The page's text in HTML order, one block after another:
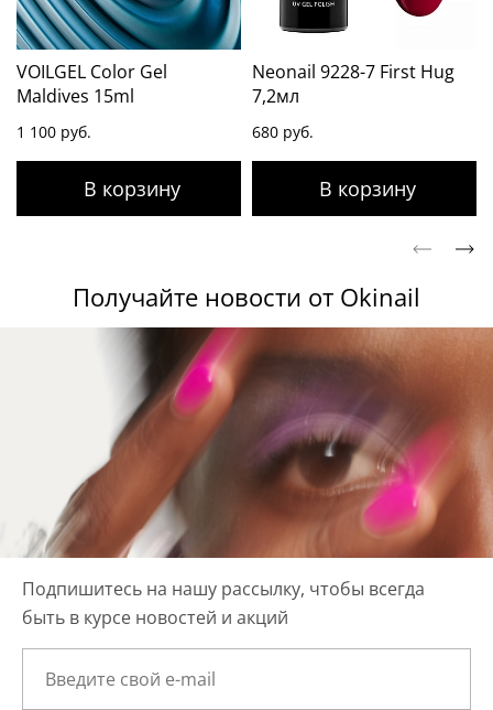
VOILGEL Color Gel
Maldives 15ml
1 100 руб.
Neonail 9228-7 First Hug
7,2мл
680 руб.
Получайте новости от Okinail
Подпишитесь на нашу рассылку, чтобы всегда
быть в курсе новостей и акций